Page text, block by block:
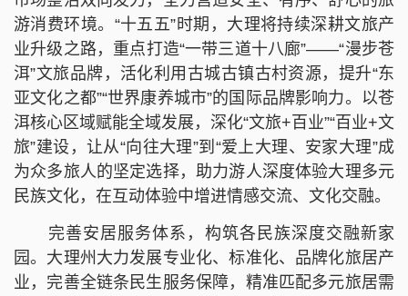
游消费环境。“十五五”时期，大理将持续深耕文旅产
业升级之路，重点打造“一带三道十八廊”——“漫步苍
洱”文旅品牌，活化利用古城古镇古村资源，提升“东
亚文化之都”“世界康养城市”的国际品牌影响力。以苍
洱核心区域赋能全域发展，深化“文旅+百业”“百业+文
旅”建设，让从“向往大理”到“爱上大理、安家大理”成
为众多旅人的坚定选择，助力游人深度体验大理多元
民族文化，在互动体验中增进情感交流、文化交融。
完善安居服务体系，构筑各民族深度交融新家
园。大理州大力发展专业化、标准化、品牌化旅居产
业，完善全链条民生服务保障，精准匹配多元旅居需